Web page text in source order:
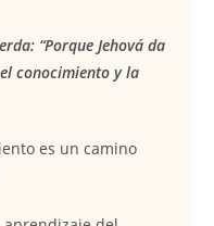
“Porque Jehová da
conocimiento y la
es un camino